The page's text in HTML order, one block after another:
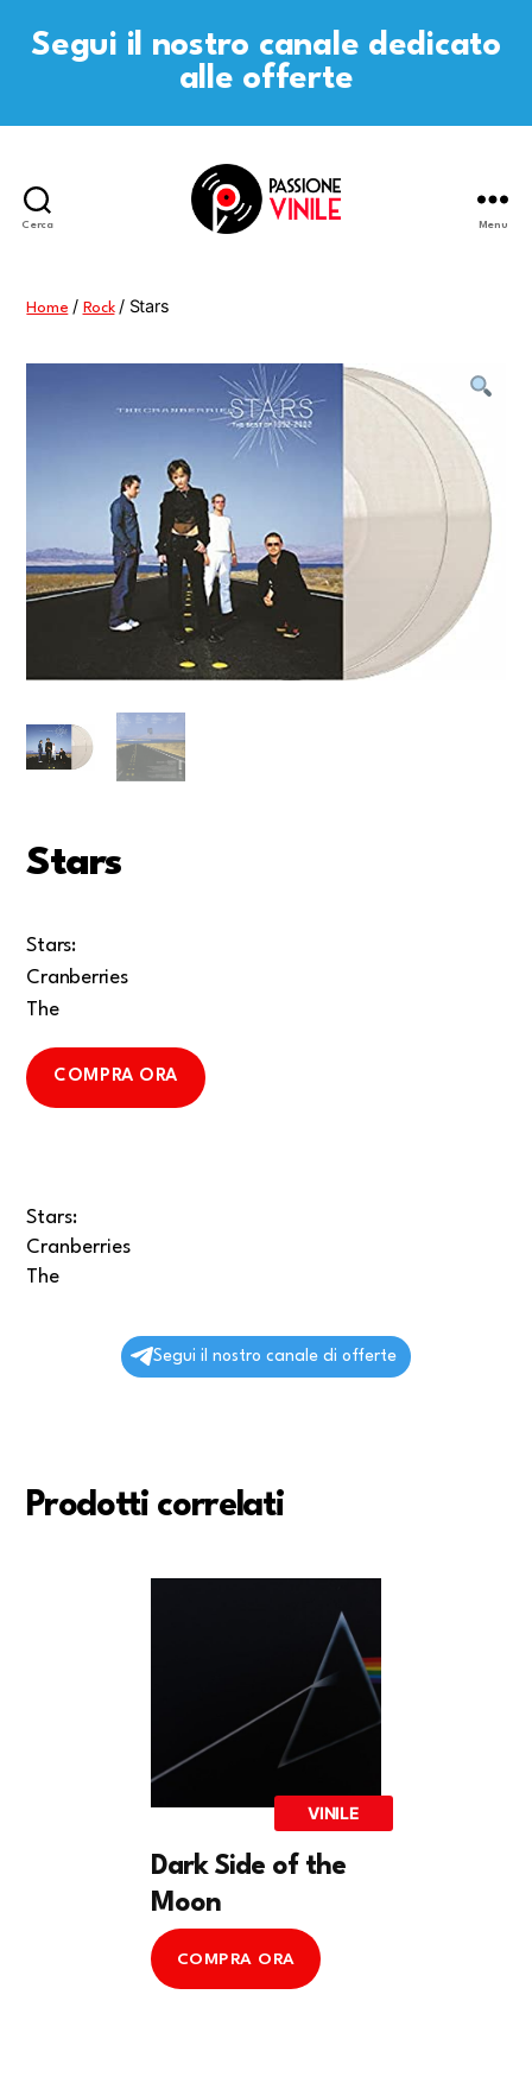
Segui il nostro canale dedicato
alle offerte
Cerca Menu
Home / Rock/ Stars
Stars
Stars:
Cranberries
The
COMPRA ORA
Stars:
Cranberries
The
Segui il nostro canale di offerte
Prodotti correlati
VINILE
Dark Side of the
Moon
COMPRA ORA